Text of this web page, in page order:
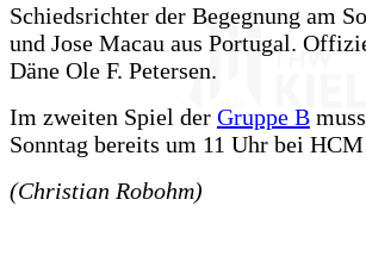
Schiedsrichter der Begegnung am
und Jose Macau aus Portugal.
Däne Ole F. Petersen.
Im zweiten Spiel der Gruppe B
Sonntag bereits um 11 Uhr bei
(Christian Robohm)